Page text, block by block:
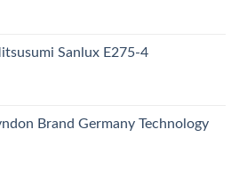
Sanlux E275-4
Brand Germany Technology